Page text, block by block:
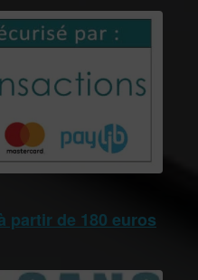
partir de 180 euros